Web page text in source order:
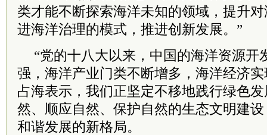
类才能不断探索海洋未知的领域，提升
进海洋治理的模式，推进创新发展。”
“党的十八大以来，中国的海洋资源开
强，海洋产业门类不断增多，海洋经济
占海表示，我们正坚定不移地践行绿色
然、顺应自然、保护自然的生态文明建
和谐发展的新格局。